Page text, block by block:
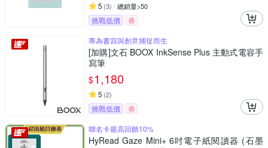
5 (3) 總銷量>50
挑戰低價
券
專為書寫與創意捕捉而生
[加購]文石 BOOX InkSense Plus 主動式電容手
寫筆
$1,180
5 (2)
挑戰低價
券
聯名卡最高回饋10%
HyRead Gaze Mini+ 6吋電子紙閱讀器 (石墨